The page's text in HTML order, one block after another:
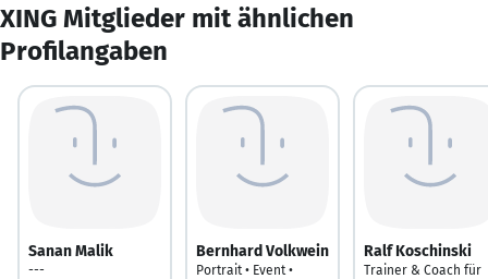
XING Mitglieder mit ähnlichen
Profilangaben
Sanan Malik
---
Bernhard Volkwein
Portrait • Event •
Ralf Koschinski
Trainer & Coach für